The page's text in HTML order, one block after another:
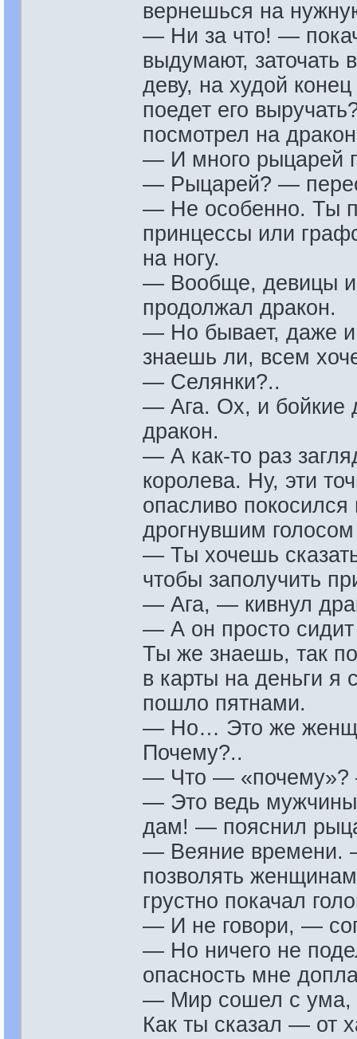
вернешься на
— Ни за что! —
выдумают, заточать
деву, на худой
поедет его
посмотрел на
— И много рыцарей
— Рыцарей? —
— Не особенно. Ты
принцессы или
на ногу.
— Вообще, девицы
продолжал дракон.
— Но бывает, даже и
знаешь ли, всем
— Селянки?..
— Ага. Ох, и бойкие
дракон.
— А как-то раз
королева. Ну, эти
опасливо
дрогнувшим
— Ты хочешь
чтобы заполучить
— Ага, — кивнул
— А он просто
Ты же знаешь, так
в карты на деньги
пошло пятнами.
— Но… Это же
Почему?..
— Что — «почему»?
— Это ведь мужчины
дам! — пояснил
— Веяние времени.
позволять
грустно покачал
— И не говори, —
— Но ничего не
опасность мне
— Мир сошел с ума,
Как ты сказал — от